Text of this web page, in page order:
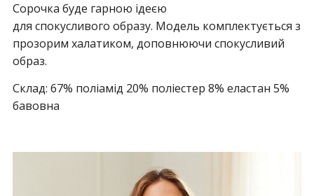
Сорочка буде гарною ідеєю
для спокусливого образу. Модель комплектується з
прозорим халатиком, доповнюючи спокусливий
образ.
Склад: 67% поліамід 20% поліестер 8% еластан 5%
бавовна